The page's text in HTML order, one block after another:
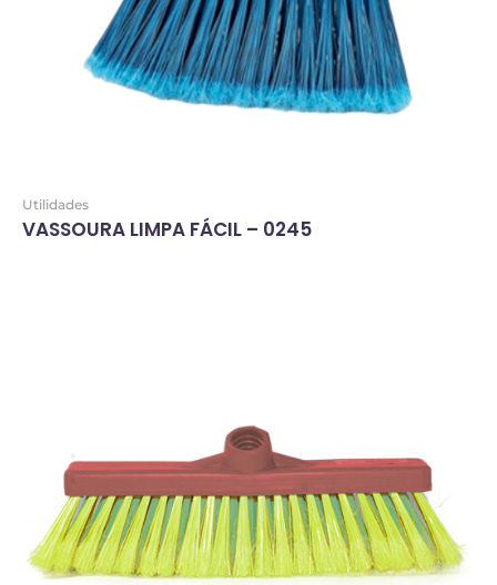
Utilidades
VASSOURA LIMPA FÁCIL – 0245